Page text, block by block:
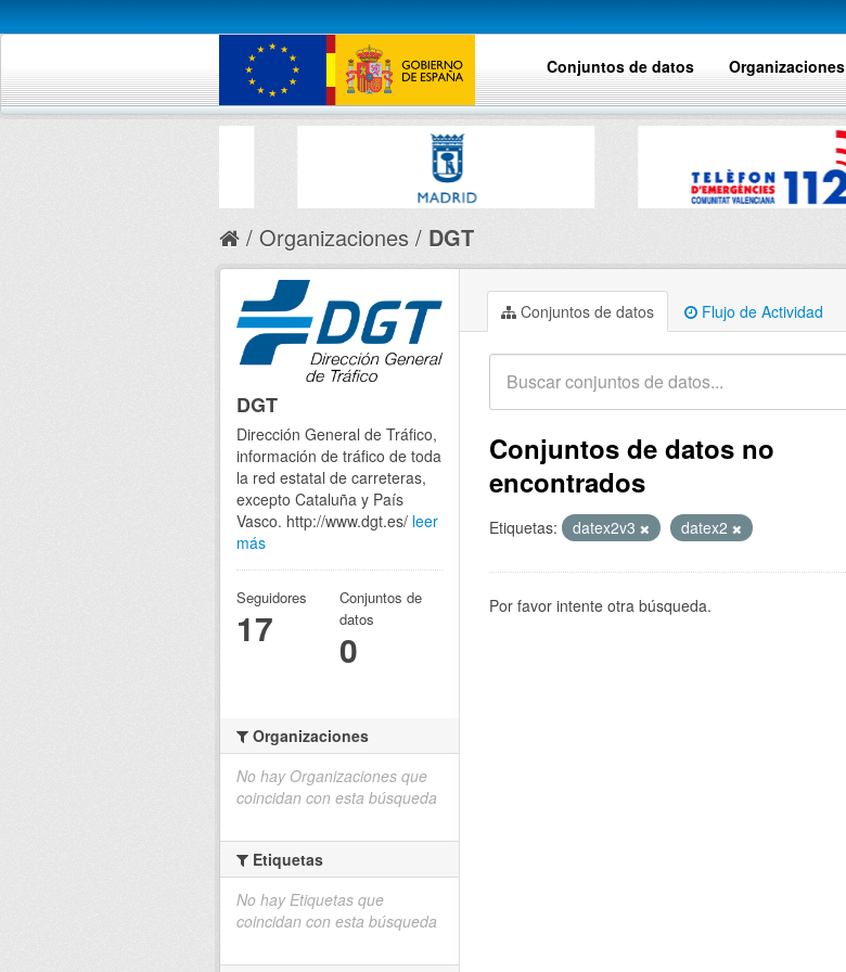
Conjuntos de datos Organizaciones
Organizaciones DGT
Conjuntos de datos Flujo de Actividad
Conjuntos de datos no
encontrados
Etiquetas: datex2v3 datex2
Por favor intente otra búsqueda.
DGT
Dirección General de Tráfico,
información de tráfico de toda
la red estatal de carreteras,
excepto Cataluña y País
Vasco. http://www.dgt.es/ leer
más
Seguidores
17
Conjuntos de
datos
0
Organizaciones
No hay Organizaciones que
coincidan con esta búsqueda
Etiquetas
No hay Etiquetas que
coincidan con esta búsqueda